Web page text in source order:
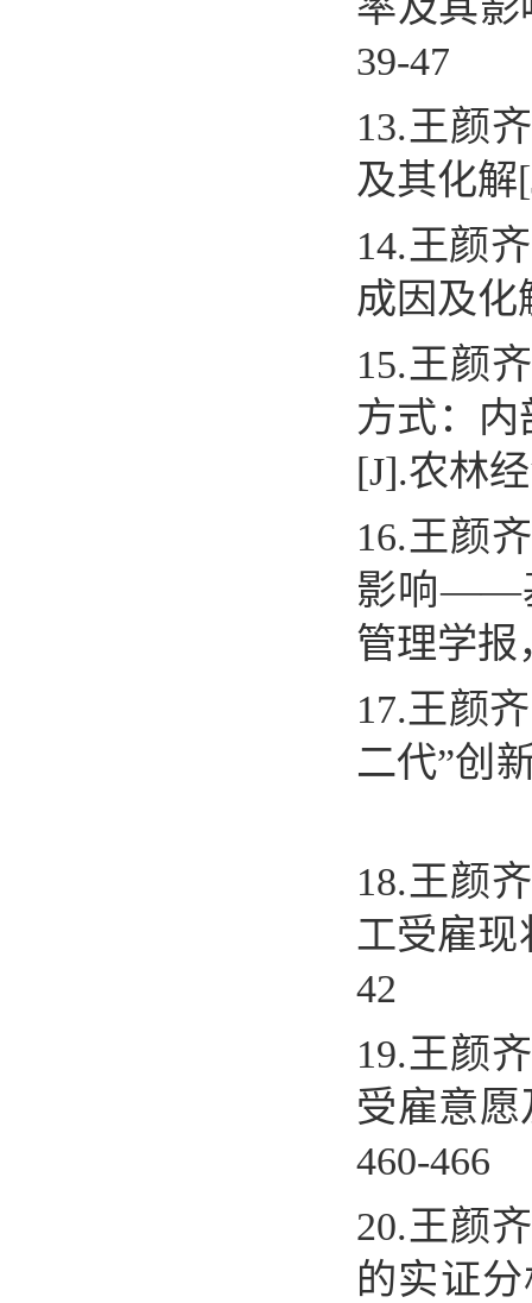
39-47
13.王颜
及其化解
14.王颜
成因及化
15.王颜
方式：
[J].农林
16.王颜
影响——
管理学报
17.王颜
二代”创
18.王颜
工受雇现
42
19.王颜
受雇意
460-466
20.王颜
的实证